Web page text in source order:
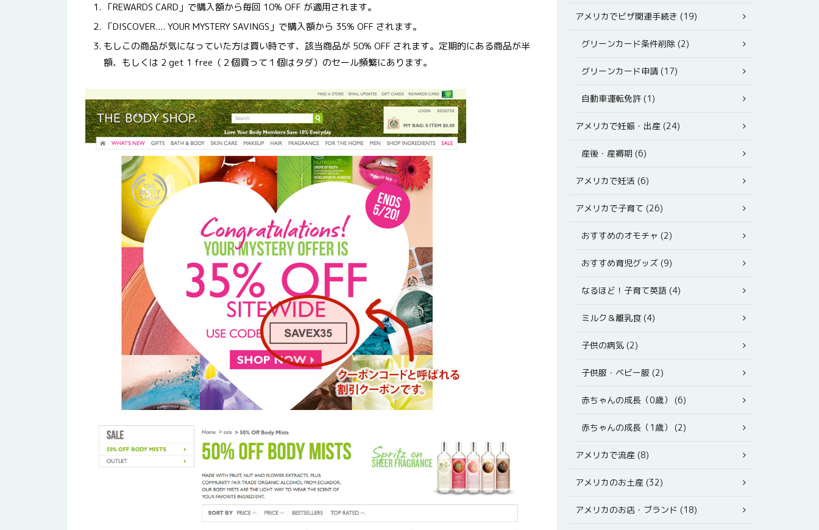
「REWARDS CARD」で購入額から毎回 10% OFF が適用されます。
「DISCOVER.... YOUR MYSTERY SAVINGS」で購入額から 35% OFF されます。
もしこの商品が気になっていた方は買い時です、該当商品が 50% OFF されます。定期的にある商品が半
額、もしくは 2 get 1 free（２個買って１個はタダ）のセール頻繁にあります。
アメリカでビザ関連手続き (19)
グリーンカード条件削除 (2)
グリーンカード申請 (17)
自動車運転免許 (1)
アメリカで妊娠・出産 (24)
産後・産褥期 (6)
アメリカで妊活 (6)
アメリカで子育て (26)
おすすめのオモチャ (2)
おすすめ育児グッズ (9)
なるほど！子育て英語 (4)
ミルク＆離乳食 (4)
子供の病気 (2)
子供服・ベビー服 (2)
赤ちゃんの成長（0歳） (6)
赤ちゃんの成長（1歳） (2)
アメリカで流産 (8)
アメリカのお土産 (32)
アメリカのお店・ブランド (18)